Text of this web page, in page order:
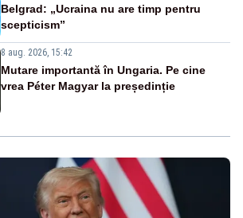
Belgrad: „Ucraina nu are timp pentru
scepticism”
8 aug. 2026, 15:42
Mutare importantă în Ungaria. Pe cine
vrea Péter Magyar la președinție